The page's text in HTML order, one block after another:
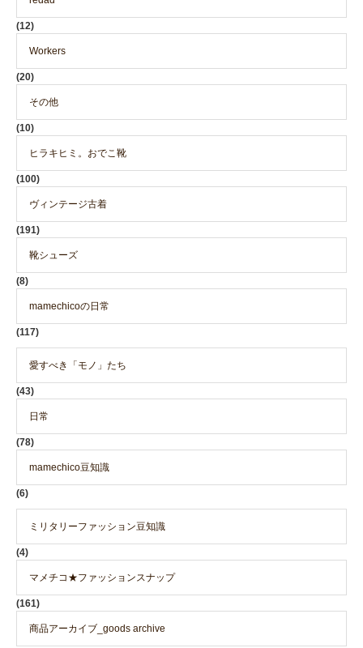
(12)
Workers
(20)
その他
(10)
ヒラキヒミ。おでこ靴
(100)
ヴィンテージ古着
(191)
靴シューズ
(8)
mamechicoの日常
(117)
愛すべき「モノ」たち
(43)
日常
(78)
mamechico豆知識
(6)
ミリタリーファッション豆知識
(4)
マメチコ★ファッションスナップ
(161)
商品アーカイブ_goods archive